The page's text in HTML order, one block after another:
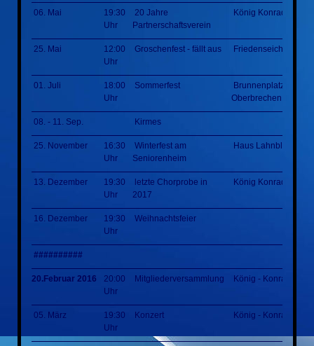
06. Mai
19:30
Uhr
20 Jahre
Partnerschaftsverein
König Konrad Halle
25. Mai
12:00
Uhr
Groschenfest - fällt aus Friedenseiche
01. Juli
18:00
Uhr
Sommerfest
Brunnenplatz
Oberbrechen
08. - 11. Sep. Kirmes
25. November
16:30
Uhr
Winterfest am
Seniorenheim
Haus Lahnblick
13. Dezember
19:30
Uhr
letzte Chorprobe in
2017
König Konrad Halle
16. Dezember
19:30
Uhr
Weihnachtsfeier
##########
20.Februar 2016
20:00
Uhr
Mitgliederversammlung König - Konrad -
05. März
19:30
Uhr
Konzert König - Konrad -